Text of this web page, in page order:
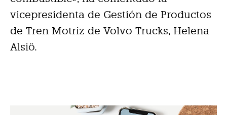
vicepresidenta de Gestión de Productos
de Tren Motriz de Volvo Trucks, Helena
Alsiö.